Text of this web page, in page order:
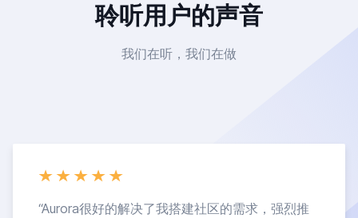
聆听用户的声音
我们在听，我们在做
“Aurora很好的解决了我搭建社区的需求，强烈推